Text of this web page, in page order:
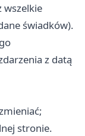
wszelkie
świadków).
z datą
stronie.